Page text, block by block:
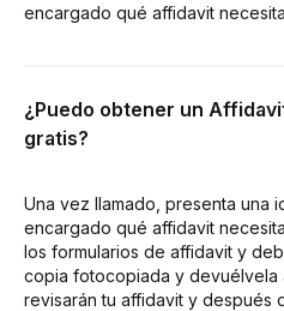
encargado qué affidavit
¿Puedo obtener un
gratis?
Una vez llamado, presenta una
encargado qué affidavit
los formularios de affidavit y
copia fotocopiada y devuélvela
revisarán tu affidavit y después